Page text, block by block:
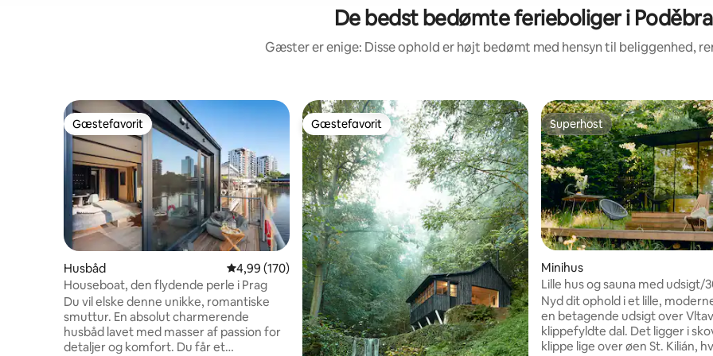
De bedst bedømte ferieboliger i
Gæster er enige: Disse ophold er højt bedømt med hensyn til beliggenhed,
Gæstefavorit
Gæstefavorit
Husbåd 4,99 ud af 5 i gennemsnitlig bedømmelse, 170 omtaler
4,99 (170)
Houseboat, den flydende perle i Prag
Du vil elske denne unikke, romantiske
smuttur. En absolut charmerende
husbåd lavet med masser af passion for
detaljer og komfort. Du får et
Gæstefavorit
Gæstefavorit Superhost
Superhost
Minihus
Lille hus og sauna med udsigt/
minutter fra Prag
Nyd dit ophold i et lille,
en betagende udsigt over
klippefyldte dal. Det ligger i
klippe lige over øen St. Kilián,